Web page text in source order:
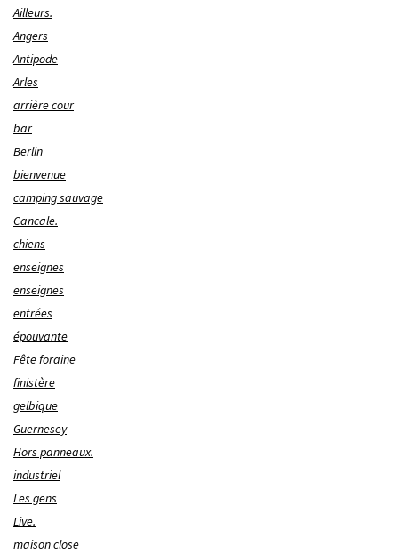
Ailleurs.
Angers
Antipode
Arles
arrière cour
bar
Berlin
bienvenue
camping sauvage
Cancale.
chiens
enseignes
enseignes
entrées
épouvante
Fête foraine
finistère
gelbique
Guernesey
Hors panneaux.
industriel
Les gens
Live.
maison close